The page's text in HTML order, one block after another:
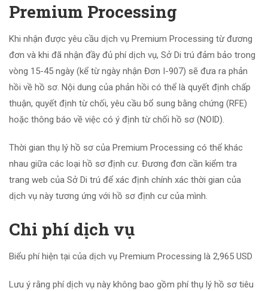
Premium Processing
Khi nhận được yêu cầu dịch vụ Premium Processing từ đương
đơn và khi đã nhận đầy đủ phí dịch vụ, Sở Di trú đảm bảo trong
vòng 15-45 ngày (kể từ ngày nhận Đơn I-907) sẽ đưa ra phản
hồi về hồ sơ. Nội dung của phản hồi có thể là quyết định chấp
thuận, quyết định từ chối, yêu cầu bổ sung bằng chứng (RFE)
hoặc thông báo về việc có ý định từ chối hồ sơ (NOID).
Thời gian thụ lý hồ sơ của Premium Processing có thể khác
nhau giữa các loại hồ sơ định cư. Đương đơn cần kiểm tra
trang web của Sở Di trú để xác định chính xác thời gian của
dịch vụ này tương ứng với hồ sơ định cư của mình.
Chi phí dịch vụ
Biểu phí hiện tại của dịch vụ Premium Processing là 2,965 USD
Lưu ý rằng phí dịch vụ này không bao gồm phí thụ lý hồ sơ tiêu